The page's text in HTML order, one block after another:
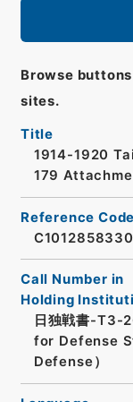
Browse
sites.
Title
1914-1920
179
Reference Code
Call Number in
Holding
日独戦書-T3-
for Defense
Defense）